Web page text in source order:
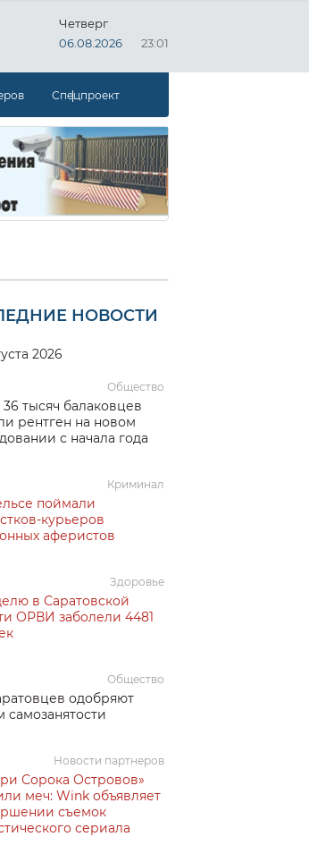
Четверг
06.08.2026
23:01
Спецпроект
НОВОСТИ
2026
Общество
тысяч балаковцев
рентген на новом
с начала года
Криминал
поймали
курьеров
аферистов
Здоровье
в Саратовской
ОРВИ заболели 4481
Общество
одобряют
Новости партнеров
Сорока Островов»
меч: Wink объявляет
съемок
сериала